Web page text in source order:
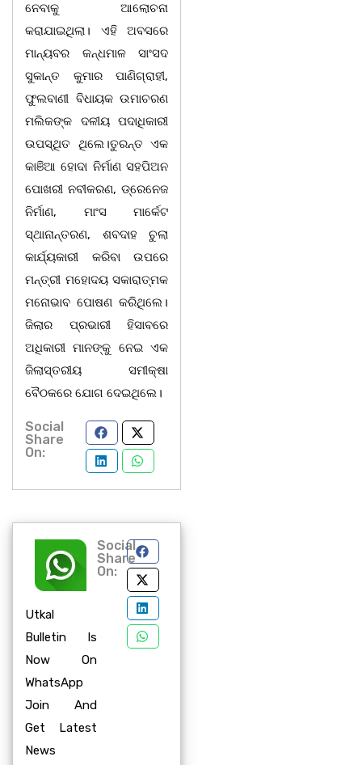
ନେବାକୁ ଆଲୋଚନା
କରାଯାଇଥିଲା। ଏହି ଅବସରେ
ମାନ୍ୟବର କନ୍ଧମାଳ ସାଂସଦ
ସୁକାନ୍ତ କୁମାର ପାଣିଗ୍ରାହୀ,
ଫୁଲବାଣୀ ବିଧାୟକ ଉମାଚରଣ
ମଲିକଙ୍କ ଦଳୀୟ ପଦାଧିକାରୀ
ଉପସ୍ଥିତ ଥିଲେ।ତୁରନ୍ତ ଏକ
କାଞିଆ ହୋଦା ନିର୍ମାଣ ସହପିଅନ
ପୋଖରୀ ନବୀକରଣ, ଡ୍ରେନେଜ
ନିର୍ମାଣ, ମାଂସ ମାର୍କେଟ
ସ୍ଥାନାନ୍ତରଣ, ଶବଦାହ ଚୁଲା
କାର୍ଯ୍ୟକାରୀ କରିବା ଉପରେ
ମନ୍ତ୍ରୀ ମହୋଦୟ ସକାରାତ୍ମକ
ମନୋଭାବ ପୋଷଣ କରିଥିଲେ।
ଜିଲାର ପ୍ରଭାରୀ ହିସାବରେ
ଅଧିକାରୀ ମାନଙ୍କୁ ନେଇ ଏକ
ଜିଲାସ୍ତରୀୟ ସମୀକ୍ଷା
ବୈଠକରେ ଯୋଗ ଦେଇଥିଲେ।
Social
Share
On:
Utkal
Bulletin Is
Now On
WhatsApp
Join And
Get Latest
News
Social
Share
On: